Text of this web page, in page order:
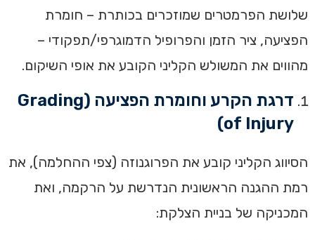
שלושת הפרמטרים שמוזכרים בכותרת – חומרת
הפציעה, ציר הזמן והפרופיל הדמוגרפי/תפקודי –
מהווים את המשולש הקליני הקובע את אופי השיקום.
דרגת הקרע וחומרת הפציעה (Grading
of Injury)
הסיווג הקליני קובע את הפרוגנוזה (צפי ההחלמה), את
רמת ההגנה הראשונית הנדרשת על הרקמה, ואת
המכניקה של בניית הצלקת: